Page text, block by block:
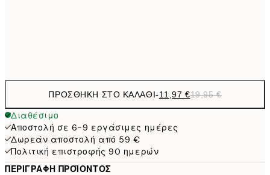
ΠΡΟΣΘΉΚΗ ΣΤΟ ΚΑΛΆΘΙ-11,97 €19,95 €
Διαθέσιμο
Αποστολή σε 6-9 εργάσιμες ημέρες
Δωρεάν αποστολή από 59 €
Πολιτική επιστροφής 90 ημερών
ΠΕΡΙΓΡΑΦΉ ΠΡΟΪΌΝΤΟΣ